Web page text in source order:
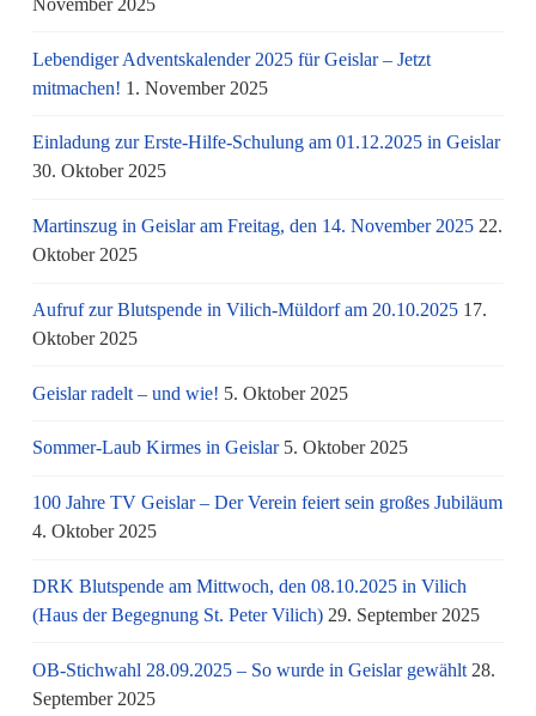
Lebendiger Adventskalender 2025 für Geislar – Jetzt
mitmachen! 1. November 2025
Einladung zur Erste-Hilfe-Schulung am 01.12.2025 in Geislar
30. Oktober 2025
Martinszug in Geislar am Freitag, den 14. November 2025 22.
Oktober 2025
Aufruf zur Blutspende in Vilich-Müldorf am 20.10.2025 17.
Oktober 2025
Geislar radelt – und wie! 5. Oktober 2025
Sommer-Laub Kirmes in Geislar 5. Oktober 2025
100 Jahre TV Geislar – Der Verein feiert sein großes Jubiläum
4. Oktober 2025
DRK Blutspende am Mittwoch, den 08.10.2025 in Vilich
(Haus der Begegnung St. Peter Vilich) 29. September 2025
OB-Stichwahl 28.09.2025 – So wurde in Geislar gewählt 28.
September 2025